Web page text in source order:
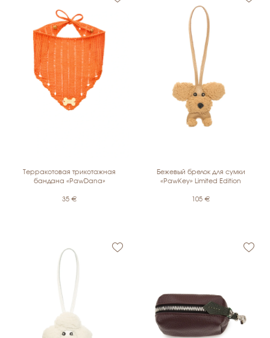
Терракотовая трикотажная
бандана «PawDana»
35 €
Бежевый брелок для сумки
«PawKey» Limited Edition
105 €